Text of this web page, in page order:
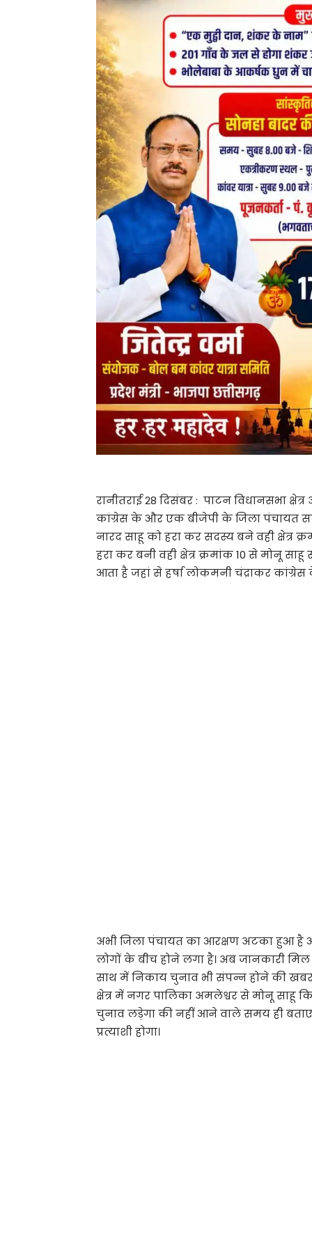
रानीतराई 28 दिसंबर : पाटन विधानसभा
कांग्रेस के और एक बीजेपी के जिला पंचायत
नारद साहू को हरा कर सदस्य बने वही क्षेत्र
हरा कर बनी वही क्षेत्र क्रमांक 10 से मोनू
आता है जहां से हर्षा लोकमनी चंद्राकर कांग्रेस
अभी जिला पंचायत का आरक्षण अटका हुआ है
लोगों के बीच होने लगा है। अब जानकारी
साथ में निकाय चुनाव भी संपन्न होने की
क्षेत्र में नगर पालिका अमलेश्वर से मोनू साहू
चुनाव लड़ेगा की नहीं आने वाले समय ही
प्रत्याशी होगा।